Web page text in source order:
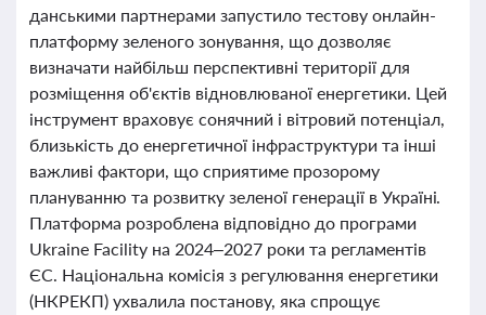
данськими партнерами запустило тестову онлайн-
платформу зеленого зонування, що дозволяє
визначати найбільш перспективні території для
розміщення об'єктів відновлюваної енергетики. Цей
інструмент враховує сонячний і вітровий потенціал,
близькість до енергетичної інфраструктури та інші
важливі фактори, що сприятиме прозорому
плануванню та розвитку зеленої генерації в Україні.
Платформа розроблена відповідно до програми
Ukraine Facility на 2024–2027 роки та регламентів
ЄС. Національна комісія з регулювання енергетики
(НКРЕКП) ухвалила постанову, яка спрощує